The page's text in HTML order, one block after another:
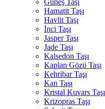
Güneş Taşı
Hamatit Taşı
Havlit Taşı
İnci Taşı
Jasper Taşı
Jade Taşı
Kalsedon Taşı
Kaplan Gözü Taşı
Kehribar Taşı
Kan Taşı
Kristal Kuvars Taşı
Krizopras Taşı